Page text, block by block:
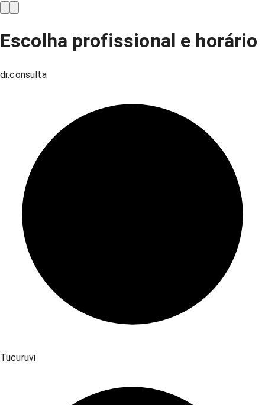
Escolha profissional e horário
dr.consulta
Tucuruvi